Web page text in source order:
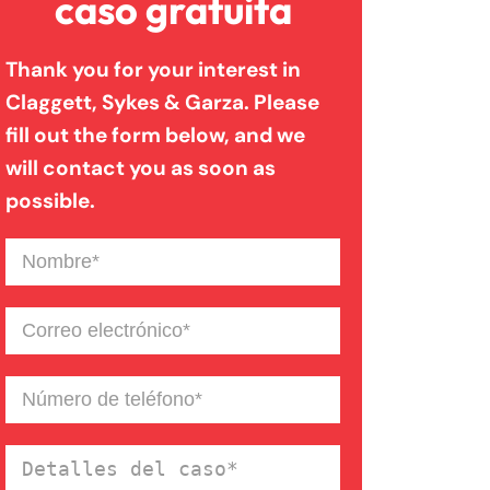
Mordeduras De Perro
Muerte Injusta
Resbalones Y Caidas
Responsabilidad De
Productos
Thank you for your interest in
Claggett, Sykes & Garza. Please
fill out the form below, and we
will contact you as soon as
possible.
Nombre(Required)
Correo
electrónico(Required)
Número
de
teléfono(Required)
Detalles